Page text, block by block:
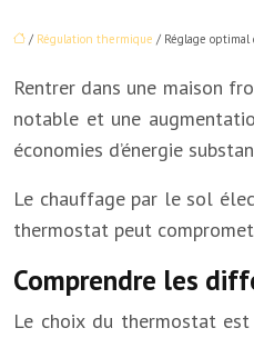
/ Régulation thermique / Réglage optimal
Rentrer dans une maison
notable et une
économies d’énergie
Le chauffage par le sol
thermostat peut
Comprendre les
Le choix du thermostat